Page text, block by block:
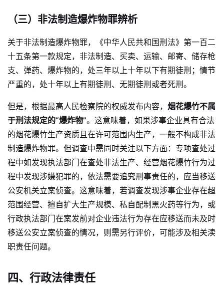
（三）非法制造爆炸物罪辨析
关于非法制造爆炸物罪，《中华人民共和国刑法》第一百二
十五条第一款规定，非法制造、买卖、运输、邮寄、储存枪
支、弹药、爆炸物的，处三年以上十年以下有期徒刑；情节
严重的，处十年以上有期徒刑、无期徒刑或者死刑。
但是，根据最高人民检察院的权威发布内容， 烟花爆竹不属
于刑法规定的“爆炸物”。这意味着，如果涉事企业具有合法
的烟花爆竹生产资质且在许可范围内生产，一般不构成非法
制造爆炸物罪。但调查中需同时关注以下方面：专项查处过
程中如发现执法部门在查处非法生产、经营烟花爆竹行为过
程中发现涉嫌犯罪的，依法需要追究刑事责任的，应当移送
公安机关立案侦查。这意味着，若调查发现涉事企业存在超
范围经营、擅自扩大生产规模、私自配制黑火药等行为，或
行政执法部门在案发前对企业违法行为存在应移送而未及时
移送公安立案侦查的情况，则需另行评价，可能涉及相关渎
职责任问题。
四、行政法律责任